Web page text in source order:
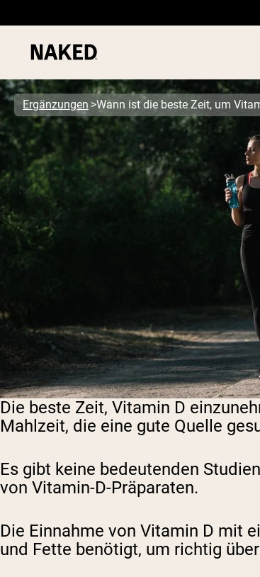
Beliebte Suchbegriffe
”Protein Powder“
”Overnight Oats“
”Vegan protein“
”Collagen“
Ergänzungen Wann ist die beste Zeit, um
Die beste Zeit, Vitamin D
Mahlzeit, die eine gute Quelle
Es gibt keine bedeutenden
von Vitamin-D-Präparaten.
Die Einnahme von Vitamin D mit
und Fette benötigt, um richtig